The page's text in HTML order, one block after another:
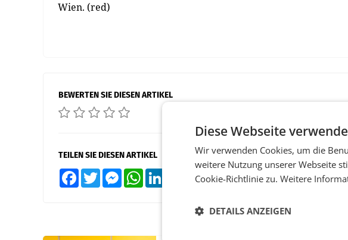
Wien. (red)
BEWERTEN SIE DIESEN ARTIKEL
TEILEN SIE DIESEN ARTIKEL
FacebookTwitter MessengerWhatsApp
Diese Webseite
Wir verwenden Cookies, um die
weitere Nutzung unserer Webseite
Cookie-Richtlinie zu. Weitere
DETAILS ANZEIGEN